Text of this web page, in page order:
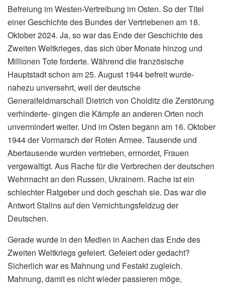
Befreiung im Westen-Vertreibung im Osten. So der Titel
einer Geschichte des Bundes der Vertriebenen am 18.
Oktober 2024. Ja, so war das Ende der Geschichte des
Zweiten Weltkrieges, das sich über Monate hinzog und
Millionen Tote forderte. Während die französische
Hauptstadt schon am 25. August 1944 befreit wurde-
nahezu unversehrt, weil der deutsche
Generalfeldmarschall Dietrich von Cholditz die Zerstörung
verhinderte- gingen die Kämpfe an anderen Orten noch
unvermindert weiter. Und im Osten begann am 16. Oktober
1944 der Vormarsch der Roten Armee. Tausende und
Abertausende wurden vertrieben, ermordet, Frauen
vergewaltigt. Aus Rache für die Verbrechen der deutschen
Wehrmacht an den Russen, Ukrainern. Rache ist ein
schlechter Ratgeber und doch geschah sie. Das war die
Antwort Stalins auf den Vernichtungsfeldzug der
Deutschen.
Gerade wurde in den Medien in Aachen das Ende des
Zweiten Weltkriegs gefeiert. Gefeiert oder gedacht?
Sicherlich war es Mahnung und Festakt zugleich.
Mahnung, damit es nicht wieder passieren möge,